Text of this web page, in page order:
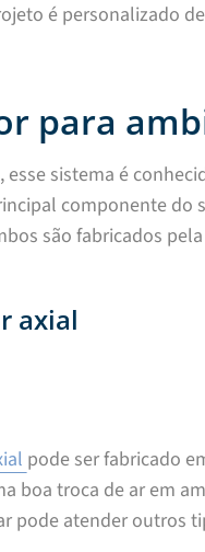
é personalizado
para
esse sistema é
componente do
são fabricados
axial
pode ser fabricado
boa troca de ar em
pode atender outros